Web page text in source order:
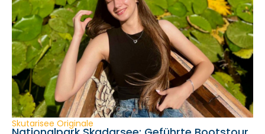
Skutarisee Originale